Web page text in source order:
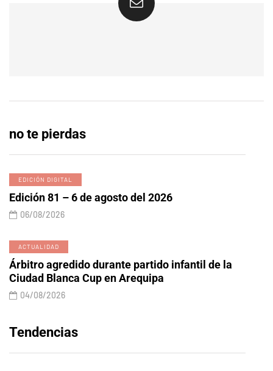
no te pierdas
EDICIÓN DIGITAL
Edición 81 – 6 de agosto del 2026
06/08/2026
ACTUALIDAD
Árbitro agredido durante partido infantil de la
Ciudad Blanca Cup en Arequipa
04/08/2026
Tendencias